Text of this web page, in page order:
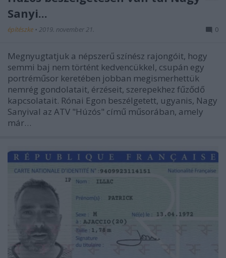
Sanyi...
építészke • 2019. november 21. 0
Megnyugtatjuk a népszerű színész rajongóit, hogy
semmi baj nem történt kedvencükkel, csupán egy
portréműsor keretében jobban megismerhettük
nemrég gondolatait, érzéseit, szerepekhez fűződő
kapcsolatait. Rónai Egon beszélgetett, ugyanis, Nagy
Sanyival az ATV "Húzós" című műsorában, amely
már…